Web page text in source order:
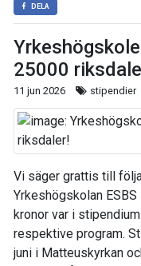
DELA
25000
11 jun 2026 stipendier
Vi säger grattis till
Yrkeshögskolan
kronor var i
respektive program.
juni i Matteuskyrkan